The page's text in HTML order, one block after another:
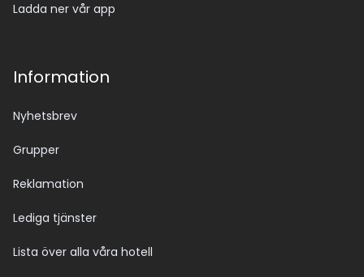
Ladda ner vår app
Information
Nyhetsbrev
Grupper
Reklamation
Lediga tjänster
Lista över alla våra hotell